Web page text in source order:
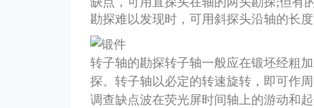
勘探难以发现时，可用斜探头沿轴的长度
转子轴的勘探转子轴一般应在锻坯经粗
探。转子轴以必定的转速旋转，即可作
调查缺点波在荧光屏时间轴上的游动和